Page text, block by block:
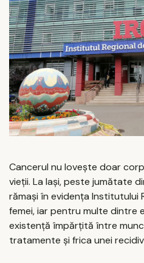
Cancerul nu lovește doar
vieții. La Iași, peste jumătate
rămași în evidența Institutului
femei, iar pentru multe dintre
existență împărțită între
tratamente și frica unei